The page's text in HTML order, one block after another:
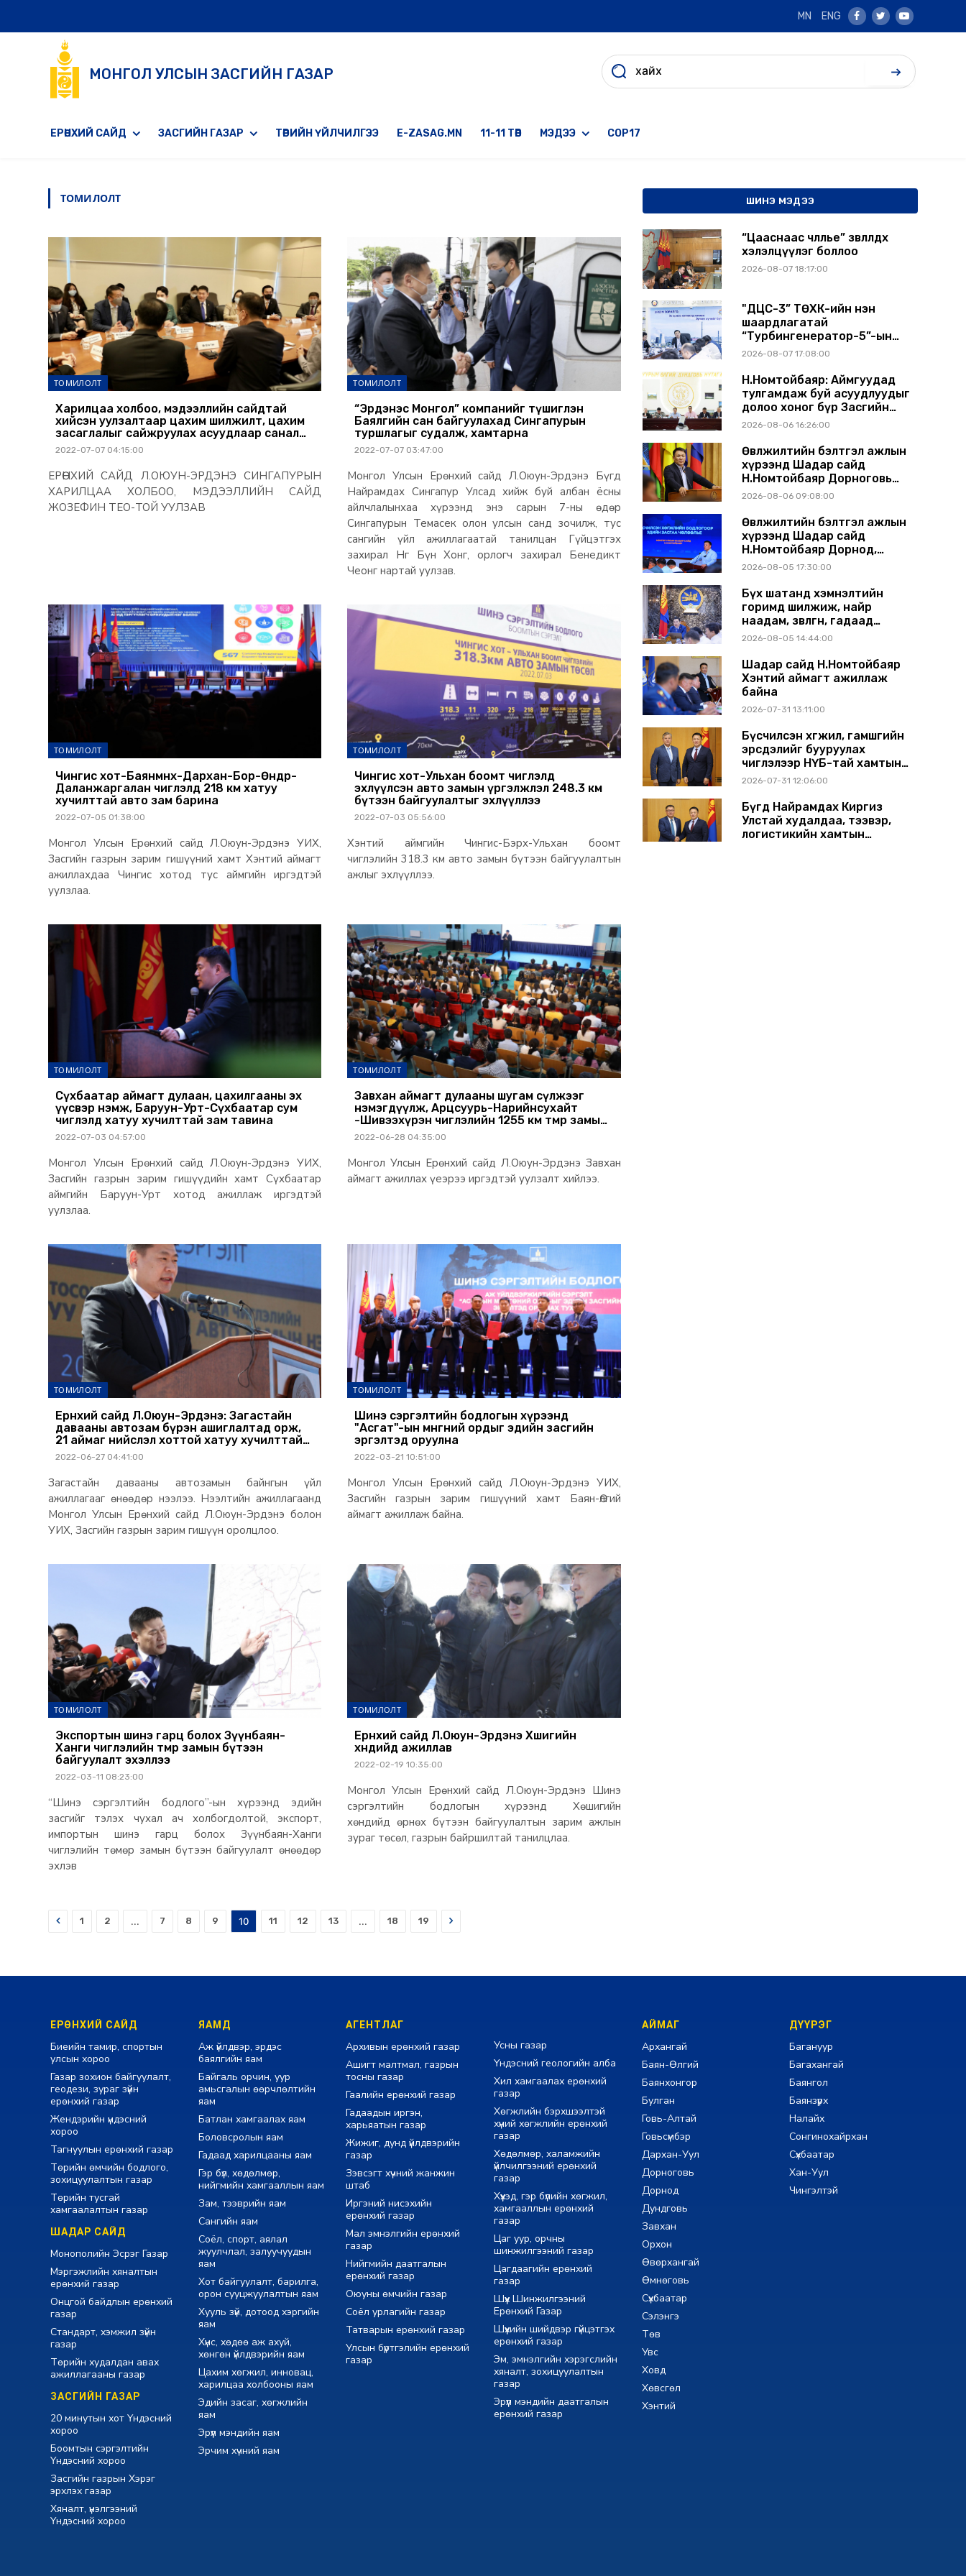
MN ENG
Facebook
TwitterYoutube
МОНГОЛ УЛСЫН ЗАСГИЙН ГАЗАР
ЕРӨНХИЙ САЙД ЗАСГИЙН ГАЗАР ТӨРИЙН ҮЙЛЧИЛГЭЭ E-ZASAG.MN 11-11 ТӨВ МЭДЭЭ COP17
ТОМИЛОЛТ
ТОМИЛОЛТ
Харилцаа холбоо, мэдээллийн сайдтай
хийсэн уулзалтаар цахим шилжилт, цахим
засаглалыг сайжруулах асуудлаар санал
солилцов
2022-07-07 04:15:00
ЕРӨНХИЙ САЙД Л.ОЮУН-ЭРДЭНЭ СИНГАПУРЫН
ХАРИЛЦАА ХОЛБОО, МЭДЭЭЛЛИЙН САЙД
ЖОЗЕФИН ТЕО-ТОЙ УУЛЗАВ
ТОМИЛОЛТ
“Эрдэнэс Монгол” компанийг түшиглэн
Баялгийн сан байгуулахад Сингапурын
туршлагыг судалж, хамтарна
2022-07-07 03:47:00
Монгол Улсын Ерөнхий сайд Л.Оюун-Эрдэнэ Бүгд
Найрамдах Сингапур Улсад хийж буй албан ёсны
айлчлалынхаа хүрээнд энэ сарын 7-ны өдөр
Сингапурын Темасек олон улсын санд зочилж, тус
сангийн үйл ажиллагаатай танилцан Гүйцэтгэх
захирал Нг Бүн Хонг, орлогч захирал Бенедикт
Чеонг нартай уулзав.
ТОМИЛОЛТ
Чингис хот-Баянмөнх-Дархан-Бор-Өндөр-
Даланжаргалан чиглэлд 218 км хатуу
хучилттай авто зам барина
2022-07-05 01:38:00
Монгол Улсын Ерөнхий сайд Л.Оюун-Эрдэнэ УИХ,
Засгийн газрын зарим гишүүний хамт Хэнтий аймагт
ажиллахдаа Чингис хотод тус аймгийн иргэдтэй
уулзлаа.
ТОМИЛОЛТ
Чингис хот-Ульхан боомт чиглэлд
эхлүүлсэн авто замын үргэлжлэл 248.3 км
бүтээн байгуулалтыг эхлүүллээ
2022-07-03 05:56:00
Хэнтий аймгийн Чингис-Бэрх-Ульхан боомт
чиглэлийн 318.3 км авто замын бүтээн байгуулалтын
ажлыг эхлүүллээ.
ТОМИЛОЛТ
Сүхбаатар аймагт дулаан, цахилгааны эх
үүсвэр нэмж, Баруун-Урт-Сүхбаатар сум
чиглэлд хатуу хучилттай зам тавина
2022-07-03 04:57:00
Монгол Улсын Ерөнхий сайд Л.Оюун-Эрдэнэ УИХ,
Засгийн газрын зарим гишүүдийн хамт Сүхбаатар
аймгийн Баруун-Урт хотод ажиллаж иргэдтэй
уулзлаа.
ТОМИЛОЛТ
Завхан аймагт дулааны шугам сүлжээг
нэмэгдүүлж, Арцсуурь-Нарийнсухайт
-Шивээхүрэн чиглэлийн 1255 км төмөр замын
төслийг эхлүүлнэ
2022-06-28 04:35:00
Монгол Улсын Ерөнхий сайд Л.Оюун-Эрдэнэ Завхан
аймагт ажиллах үеэрээ иргэдтэй уулзалт хийлээ.
ТОМИЛОЛТ
Ерөнхий сайд Л.Оюун-Эрдэнэ: Загастайн
давааны автозам бүрэн ашиглалтад орж,
21 аймаг нийслэл хоттой хатуу хучилттай
автозамаар холбогдлоо
2022-06-27 04:41:00
Загастайн давааны автозамын байнгын үйл
ажиллагааг өнөөдөр нээлээ. Нээлтийн ажиллагаанд
Монгол Улсын Ерөнхий сайд Л.Оюун-Эрдэнэ болон
УИХ, Засгийн газрын зарим гишүүн оролцлоо.
ТОМИЛОЛТ
Шинэ сэргэлтийн бодлогын хүрээнд
"Асгат"-ын мөнгөний ордыг эдийн засгийн
эргэлтэд оруулна
2022-03-21 10:51:00
Монгол Улсын Ерөнхий сайд Л.Оюун-Эрдэнэ УИХ,
Засгийн газрын зарим гишүүний хамт Баян-Өлгий
аймагт ажиллаж байна.
ТОМИЛОЛТ
Экспортын шинэ гарц болох Зүүнбаян-
Ханги чиглэлийн төмөр замын бүтээн
байгуулалт эхэллээ
2022-03-11 08:23:00
“Шинэ сэргэлтийн бодлого”-ын хүрээнд эдийн
засгийг тэлэх чухал ач холбогдолтой, экспорт,
импортын шинэ гарц болох Зүүнбаян-Ханги
чиглэлийн төмөр замын бүтээн байгуулалт өнөөдөр
эхлэв
ТОМИЛОЛТ
Ерөнхий сайд Л.Оюун-Эрдэнэ Хөшигийн
хөндийд ажиллав
2022-02-19 10:35:00
Монгол Улсын Ерөнхий сайд Л.Оюун-Эрдэнэ Шинэ
сэргэлтийн бодлогын хүрээнд Хөшигийн
хөндийд өрнөх бүтээн байгуулалтын зарим ажлын
зураг төсөл, газрын байршилтай танилцлаа.
Prev 1 2 ... 7 8 9 10 11 12 13 ... 18 19 Next
ШИНЭ МЭДЭЭ
“Цааснаас чөлөөлье” зөвлөлдөх
хэлэлцүүлэг боллоо
2026-08-07 18:17:00
"ДЦС-3” ТӨХК-ийн нэн
шаардлагатай
“Турбингенератор-5”-ын
шинэчлэлийн төсвийг
2026-08-07 17:08:00
Н.Номтойбаяр: Аймгуудад
тулгамдаж буй асуудлуудыг
долоо хоног бүр Засгийн
газрын хуралдаанд
2026-08-06 16:26:00
Өвөлжилтийн бэлтгэл ажлын
хүрээнд Шадар сайд
Н.Номтойбаяр Дорноговь
аймагт ажиллав
2026-08-06 09:08:00
Өвөлжилтийн бэлтгэл ажлын
хүрээнд Шадар сайд
Н.Номтойбаяр Дорнод,
Сүхбаатар аймагт ажиллав
2026-08-05 17:30:00
Бүх шатанд хэмнэлтийн
горимд шилжиж, найр
наадам, зөвлөгөөн, гадаад
томилолтыг хориглолоо
2026-08-05 14:44:00
Шадар сайд Н.Номтойбаяр
Хэнтий аймагт ажиллаж
байна
2026-07-31 13:11:00
Бүсчилсэн хөгжил, гамшгийн
эрсдэлийг бууруулах
чиглэлээр НҮБ-тай хамтын
ажиллагаагаа өргөжүүлэхээр
2026-07-31 12:06:00
Бүгд Найрамдах Киргиз
Улстай худалдаа, тээвэр,
логистикийн хамтын
ЕРӨНХИЙ САЙД
Биеийн тамир, спортын
улсын хороо
Газар зохион байгуулалт,
геодези, зураг зүйн
ерөнхий газар
Жендэрийн үндэсний
хороо
Тагнуулын ерөнхий газар
Төрийн өмчийн бодлого,
зохицуулалтын газар
Төрийн тусгай
хамгаалалтын газар
ШАДАР САЙД
Монополийн Эсрэг Газар
Мэргэжлийн хяналтын
ерөнхий газар
Онцгой байдлын ерөнхий
газар
Стандарт, хэмжил зүйн
газар
Төрийн худалдан авах
ажиллагааны газар
ЗАСГИЙН ГАЗАР
20 минутын хот Үндэсний
хороо
Боомтын сэргэлтийн
Үндэсний хороо
Засгийн газрын Хэрэг
эрхлэх газар
Хяналт, үнэлгээний
Үндэсний хороо
ЯАМД
Аж үйлдвэр, эрдэс
баялгийн яам
Байгаль орчин, уур
амьсгалын өөрчлөлтийн
яам
Батлан хамгаалах яам
Боловсролын яам
Гадаад харилцааны яам
Гэр бүл, хөдөлмөр,
нийгмийн хамгааллын яам
Зам, тээврийн яам
Сангийн яам
Соёл, спорт, аялал
жуулчлал, залуучуудын
яам
Хот байгуулалт, барилга,
орон сууцжуулалтын яам
Хууль зүй, дотоод хэргийн
яам
Хүнс, хөдөө аж ахуй,
хөнгөн үйлдвэрийн яам
Цахим хөгжил, инновац,
харилцаа холбооны яам
Эдийн засаг, хөгжлийн
яам
Эрүүл мэндийн яам
Эрчим хүчний яам
АГЕНТЛАГ
Архивын ерөнхий газар
Ашигт малтмал, газрын
тосны газар
Гаалийн ерөнхий газар
Гадаадын иргэн,
харьяатын газар
Жижиг, дунд үйлдвэрийн
газар
Зэвсэгт хүчний жанжин
штаб
Иргэний нисэхийн
ерөнхий газар
Мал эмнэлгийн ерөнхий
газар
Нийгмийн даатгалын
ерөнхий газар
Оюуны өмчийн газар
Соёл урлагийн газар
Татварын ерөнхий газар
Улсын бүртгэлийн ерөнхий
газар
Усны газар
Үндэсний геологийн алба
Хил хамгаалах ерөнхий
газар
Хөгжлийн бэрхшээлтэй
хүний хөгжлийн ерөнхий
газар
Хөдөлмөр, халамжийн
үйлчилгээний ерөнхий
газар
Хүүхэд, гэр бүлийн хөгжил,
хамгааллын ерөнхий
газар
Цаг уур, орчны
шинжилгээний газар
Цагдаагийн ерөнхий
газар
Шүүх Шинжилгээний
Ерөнхий Газар
Шүүхийн шийдвэр гүйцэтгэх
ерөнхий газар
Эм, эмнэлгийн хэрэгслийн
хяналт, зохицуулалтын
газар
Эрүүл мэндийн даатгалын
ерөнхий газар
АЙМАГ
Архангай
Баян-Өлгий
Баянхонгор
Булган
Говь-Алтай
Говьсүмбэр
Дархан-Уул
Дорноговь
Дорнод
Дундговь
Завхан
Орхон
Өвөрхангай
Өмнөговь
Сүхбаатар
Сэлэнгэ
Төв
Увс
Ховд
Хөвсгөл
Хэнтий
ДҮҮРЭГ
Багануур
Багахангай
Баянгол
Баянзүрх
Налайх
Сонгинохайрхан
Сүхбаатар
Хан-Уул
Чингэлтэй